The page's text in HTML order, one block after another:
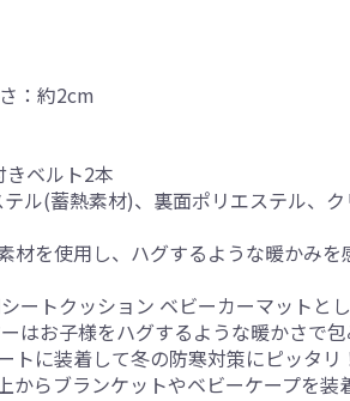
：約2cm
ベルト2本
ル(蓄熱素材)、裏面ポリエステル、
を使用し、ハグするような暖かみを
ートクッション ベビーカーマットと
はお子様をハグするような暖かさで包
に装着して冬の防寒対策にピッタリ
からブランケットやベビーケープを